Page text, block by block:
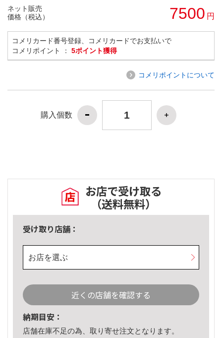
ネット販売
価格（税込）
7500 円
コメリカード番号登録、コメリカードでお支払いで
コメリポイント ： 5ポイント獲得
コメリポイントについて
購入個数
お店で受け取る
（送料無料）
受け取り店舗：
お店を選ぶ
近くの店舗を確認する
納期目安：
店舗在庫不足の為、取り寄せ注文となります。